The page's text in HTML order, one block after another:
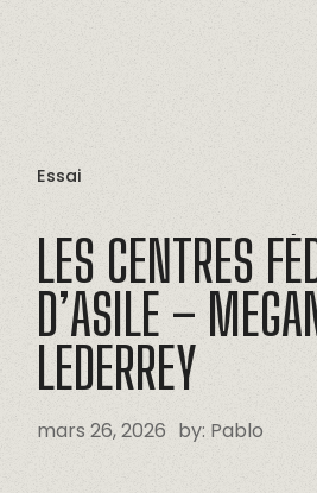
Essai
LES CENTRES
D’ASILE –
LEDERREY
mars 26, 2026 by: Pablo